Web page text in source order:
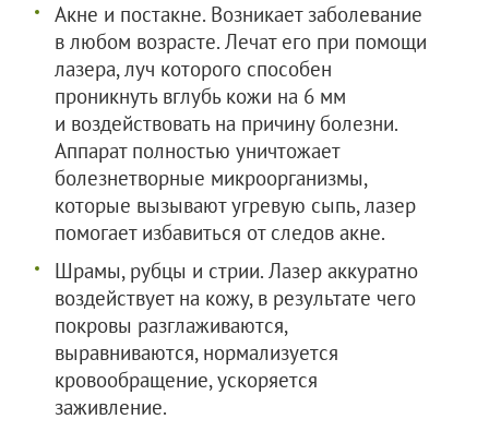
Акне и постакне. Возникает заболевание
в любом возрасте. Лечат его при помощи
лазера, луч которого способен
проникнуть вглубь кожи на 6 мм
и воздействовать на причину болезни.
Аппарат полностью уничтожает
болезнетворные микроорганизмы,
которые вызывают угревую сыпь, лазер
помогает избавиться от следов акне.
Шрамы, рубцы и стрии. Лазер аккуратно
воздействует на кожу, в результате чего
покровы разглаживаются,
выравниваются, нормализуется
кровообращение, ускоряется
заживление.